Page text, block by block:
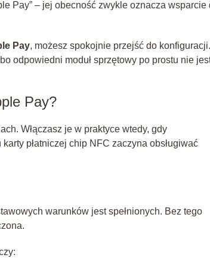
Pay” – jej obecność zwykle oznacza wsparcie
Pay, możesz spokojnie przejść do
odpowiedni moduł sprzętowy po prostu nie
Pay?
Włączasz je w praktyce wtedy, gdy
karty płatniczej chip NFC zaczyna obsługiwać
warunków jest spełnionych. Bez tego